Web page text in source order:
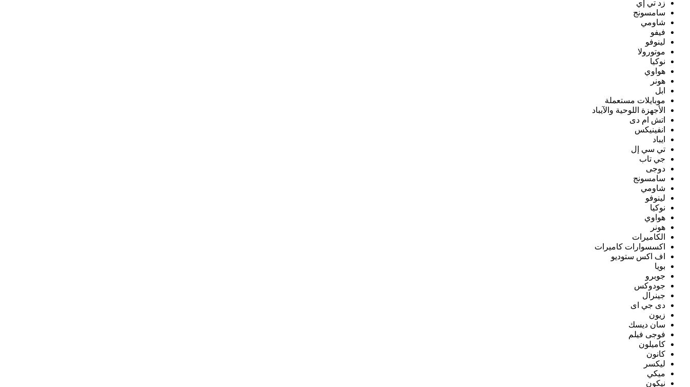
زد تي إي
سامسونج
شاومي
فيفو
لينوفو
موتورولا
نوكيا
هواوي
هونر
ابل
موبايلات مستعملة
الأجهزة اللوحية والآيباد
اتش ام دى
انفينيكس
ايباد
تي سي إل
جي تاب
دوجى
سامسونج
شاومي
لينوفو
نوكيا
هواوي
هونر
الكاميرات
اكسسوارات كاميرات
اف اكس ستوديو
بويا
جوبرو
جودوكس
جينرال
دى جي اى
زيون
سان ديسك
فوجى فيلم
كاميلون
كانون
ليكسر
ميكي
نيكون